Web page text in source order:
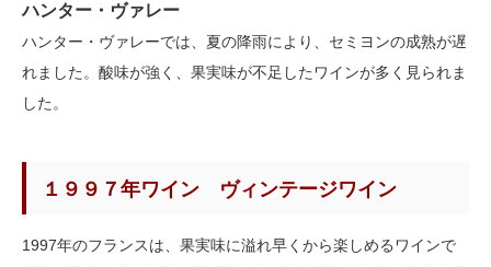
ハンター・ヴァレー
ハンター・ヴァレーでは、夏の降雨により、セミヨンの成熟が遅
れました。酸味が強く、果実味が不足したワインが多く見られま
した。
１９９７年ワイン ヴィンテージワイン
1997年のフランスは、果実味に溢れ早くから楽しめるワインで